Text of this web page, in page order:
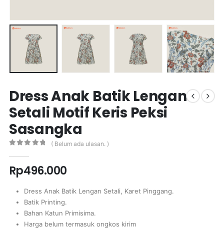
Dress Anak Batik Lengan
Setali Motif Keris Peksi
Sasangka
( Belum ada ulasan. )
Rp496.000
Dress Anak Batik Lengan Setali, Karet Pinggang.
Batik Printing.
Bahan Katun Primisima.
Harga belum termasuk ongkos kirim